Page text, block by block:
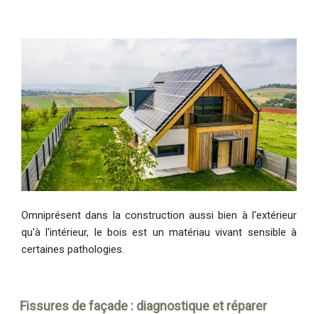
Omniprésent dans la construction aussi bien à l'extérieur
qu'à l'intérieur, le bois est un matériau vivant sensible à
certaines pathologies.
Fissures de façade : diagnostique et réparer